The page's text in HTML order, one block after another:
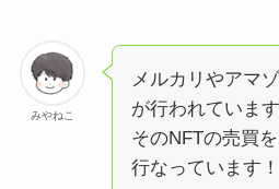
みやねこ
メルカリやアマ
が行われています
そのNFTの売買
行なっています！